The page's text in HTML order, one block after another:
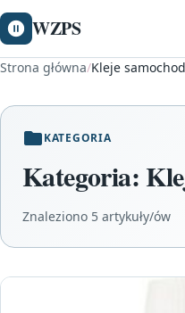
WZPS
Strona główna/Kleje
KATEGORIA
Kategoria:
Znaleziono 5 artykuły/ów